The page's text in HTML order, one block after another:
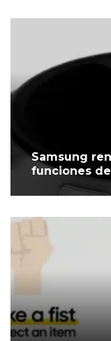
Samsung
funciones